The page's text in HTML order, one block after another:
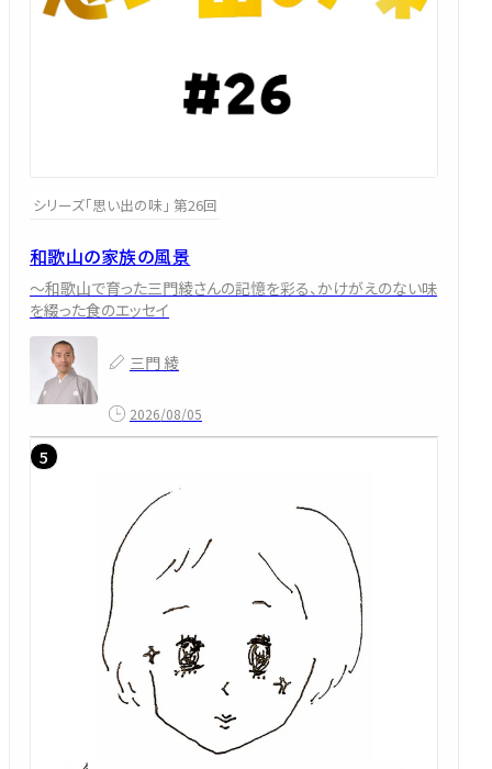
シリーズ「思い出の味」 第26回
和歌山の家族の風景
～和歌山で育った三門綾さんの記憶を彩る、かけがえのない味
を綴った食のエッセイ
三門 綾
2026/08/05